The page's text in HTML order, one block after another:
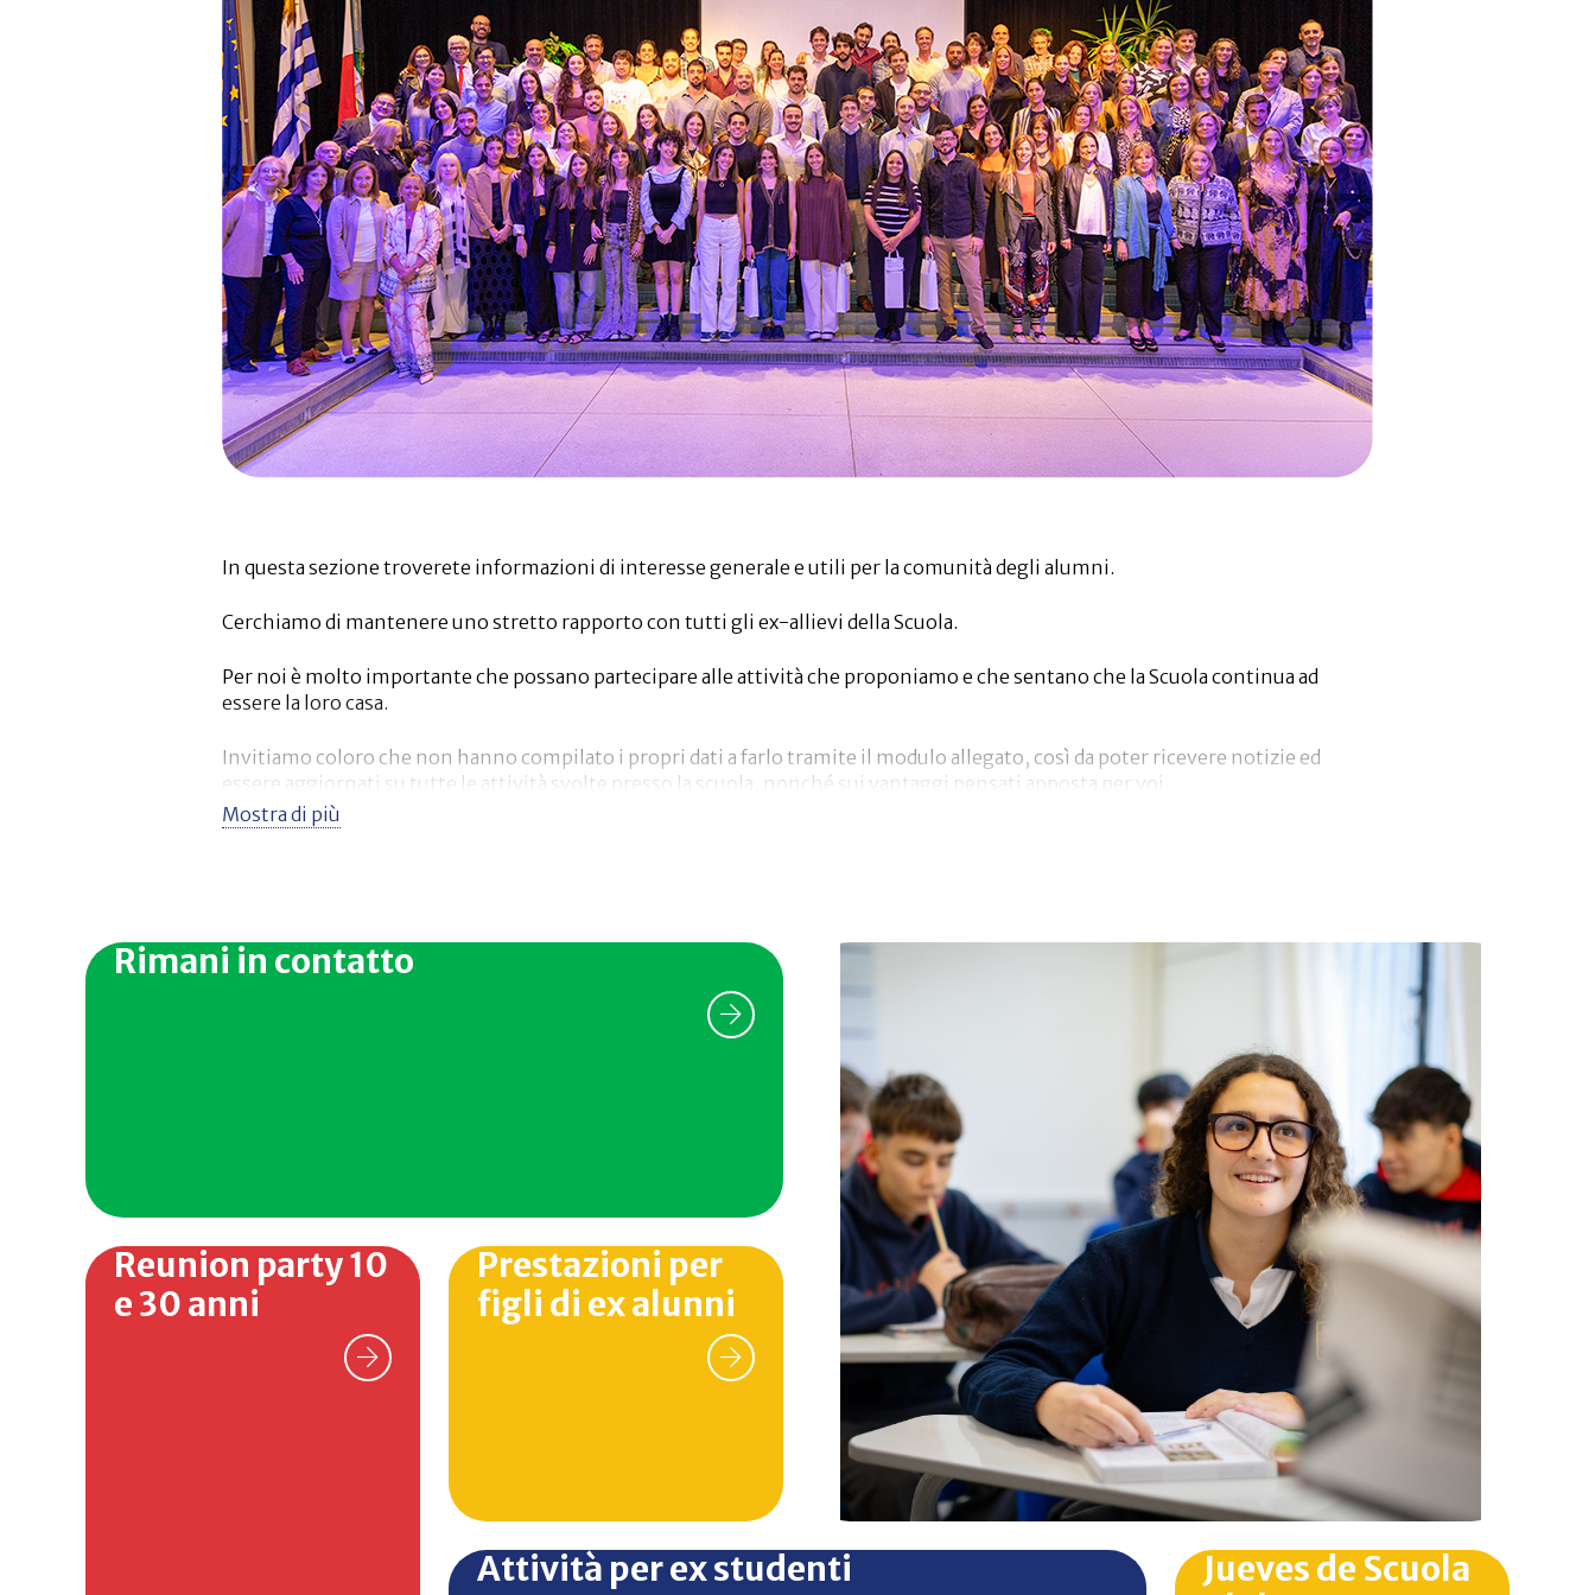
In questa sezione troverete informazioni di interesse generale e utili per la comunità degli alumni.
Cerchiamo di mantenere uno stretto rapporto con tutti gli ex-allievi della Scuola.
Per noi è molto importante che possano partecipare alle attività che proponiamo e che sentano che la Scuola continua ad
essere la loro casa.
Invitiamo coloro che non hanno compilato i propri dati a farlo tramite il modulo allegato, così da poter ricevere notizie ed
essere aggiornati su tutte le attività svolte presso la scuola, nonché sui vantaggi pensati apposta per voi.
Mostra di più
Rimani in contatto
Prestazioni per
figli di ex alunni
Attività per ex studenti
Reunion party 10
e 30 anni
Jueves de Scuola